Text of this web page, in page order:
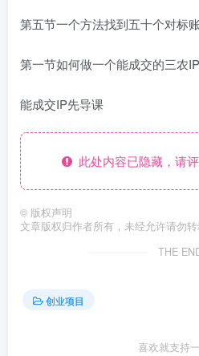
第五节一个方法找到五十个对标
第一节如何做一个能成交的三农IP
能成交IP先导课
此处内容已隐藏，请
© 版权声明
文章版权归作者所有，未经允许请勿转
THE
创业项目
喜欢就支持